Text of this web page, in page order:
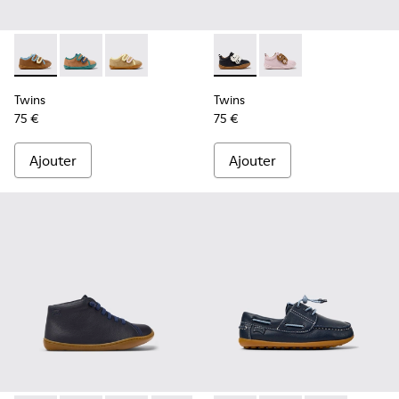
Twins - K800666-008 - Baskets en cuir multicolores pour
Twins - K800666-006
Twins - K800666-005
Twins
75 €
Ajouter
Twins - K800714-002 -
Twins - K800714-001
Twins
75 €
Ajouter